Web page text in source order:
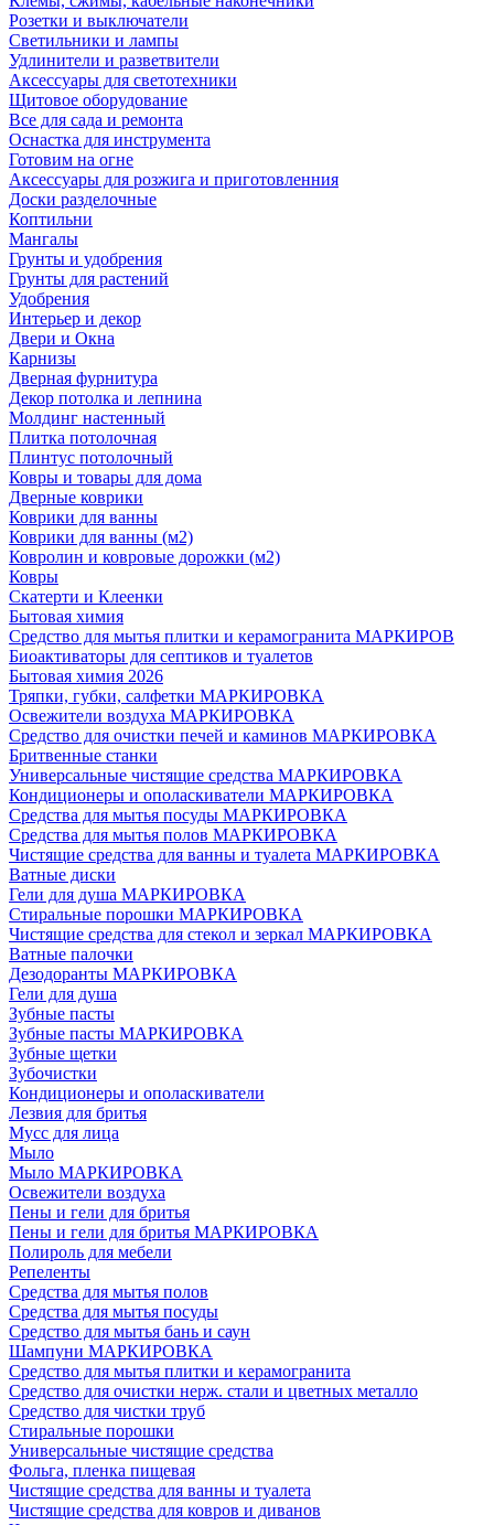
Розетки и выключатели
Светильники и лампы
Удлинители и разветвители
Аксессуары для светотехники
Щитовое оборудование
Все для сада и ремонта
Оснастка для инструмента
Готовим на огне
Аксессуары для розжига и приготовленния
Доски разделочные
Коптильни
Мангалы
Грунты и удобрения
Грунты для растений
Удобрения
Интерьер и декор
Двери и Окна
Карнизы
Дверная фурнитура
Декор потолка и лепнина
Молдинг настенный
Плитка потолочная
Плинтус потолочный
Ковры и товары для дома
Дверные коврики
Коврики для ванны
Коврики для ванны (м2)
Ковролин и ковровые дорожки (м2)
Ковры
Скатерти и Клеенки
Бытовая химия
Средство для мытья плитки и керамогранита МАРКИРОВ
Биоактиваторы для септиков и туалетов
Бытовая химия 2026
Тряпки, губки, салфетки МАРКИРОВКА
Освежители воздуха МАРКИРОВКА
Средство для очистки печей и каминов МАРКИРОВКА
Бритвенные станки
Универсальные чистящие средства МАРКИРОВКА
Кондиционеры и ополаскиватели МАРКИРОВКА
Средства для мытья посуды МАРКИРОВКА
Средства для мытья полов МАРКИРОВКА
Чистящие средства для ванны и туалета МАРКИРОВКА
Ватные диски
Гели для душа МАРКИРОВКА
Стиральные порошки МАРКИРОВКА
Чистящие средства для стекол и зеркал МАРКИРОВКА
Ватные палочки
Дезодоранты МАРКИРОВКА
Гели для душа
Зубные пасты
Зубные пасты МАРКИРОВКА
Зубные щетки
Зубочистки
Кондиционеры и ополаскиватели
Лезвия для бритья
Мусс для лица
Мыло
Мыло МАРКИРОВКА
Освежители воздуха
Пены и гели для бритья
Пены и гели для бритья МАРКИРОВКА
Полироль для мебели
Репеленты
Средства для мытья полов
Средства для мытья посуды
Средство для мытья бань и саун
Шампуни МАРКИРОВКА
Средство для мытья плитки и керамогранита
Средство для очистки нерж. стали и цветных металло
Средство для чистки труб
Стиральные порошки
Универсальные чистящие средства
Фольга, пленка пищевая
Чистящие средства для ванны и туалета
Чистящие средства для ковров и диванов